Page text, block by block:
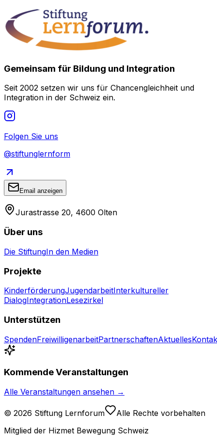
Gemeinsam für Bildung und Integration
Seit 2002 setzen wir uns für Chancengleichheit und
Integration in der Schweiz ein.
Folgen Sie uns
@stiftunglernform
Email anzeigen
Jurastrasse 20, 4600 Olten
Über uns
Die StiftungIn den Medien
Projekte
KinderförderungJugendarbeitInterkultureller
DialogIntegrationLesezirkel
Unterstützen
SpendenFreiwilligenarbeitPartnerschaftenAktuelles
Kommende Veranstaltungen
Alle Veranstaltungen ansehen →
© 2026 Stiftung Lernforum
Alle Rechte vorbehalten
Mitglied der Hizmet Bewegung Schweiz